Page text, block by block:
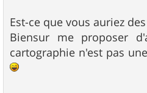
Est-ce que vous auriez
Biensur me proposer
cartographie n'est pas